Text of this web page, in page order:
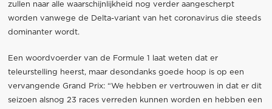
zullen naar alle waarschijnlijkheid nog verder aangescherpt
worden vanwege de Delta-variant van het coronavirus die steeds
dominanter wordt.
Een woordvoerder van de Formule 1 laat weten dat er
teleurstelling heerst, maar desondanks goede hoop is op een
vervangende Grand Prix: “We hebben er vertrouwen in dat er dit
seizoen alsnog 23 races verreden kunnen worden en hebben een